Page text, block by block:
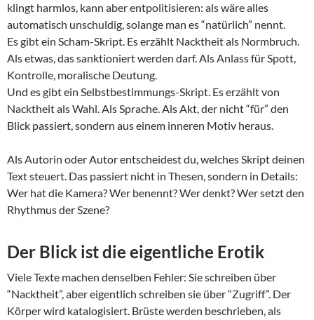
klingt harmlos, kann aber entpolitisieren: als wäre alles
automatisch unschuldig, solange man es “natürlich” nennt.
Es gibt ein Scham-Skript. Es erzählt Nacktheit als Normbruch.
Als etwas, das sanktioniert werden darf. Als Anlass für Spott,
Kontrolle, moralische Deutung.
Und es gibt ein Selbstbestimmungs-Skript. Es erzählt von
Nacktheit als Wahl. Als Sprache. Als Akt, der nicht “für” den
Blick passiert, sondern aus einem inneren Motiv heraus.
Als Autorin oder Autor entscheidest du, welches Skript deinen
Text steuert. Das passiert nicht in Thesen, sondern in Details:
Wer hat die Kamera? Wer benennt? Wer denkt? Wer setzt den
Rhythmus der Szene?
Der Blick ist die eigentliche Erotik
Viele Texte machen denselben Fehler: Sie schreiben über
“Nacktheit”, aber eigentlich schreiben sie über “Zugriff”. Der
Körper wird katalogisiert. Brüste werden beschrieben, als